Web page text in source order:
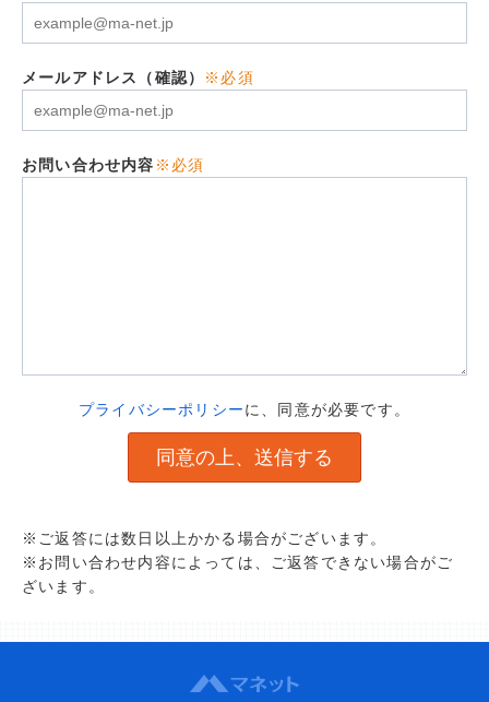
メールアドレス（確認） ※必須
お問い合わせ内容 ※必須
プライバシーポリシーに、同意が必要です。
※ご返答には数日以上かかる場合がございます。
※お問い合わせ内容によっては、ご返答できない場合がご
ざいます。